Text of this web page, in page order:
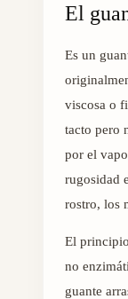
El
Es un
viscosa o
tacto pero
por el
rugosidad
rostro, los
El
no
guante